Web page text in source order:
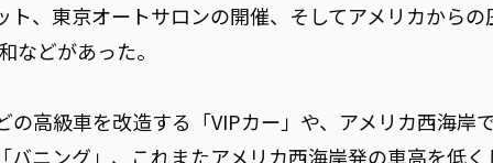
、東京オートサロンの開催、そしてアメリカからの
などがあった。
高級車を改造する「VIPカー」や、アメリカ西海岸
ニング」、これまたアメリカ西海岸発の車高を低